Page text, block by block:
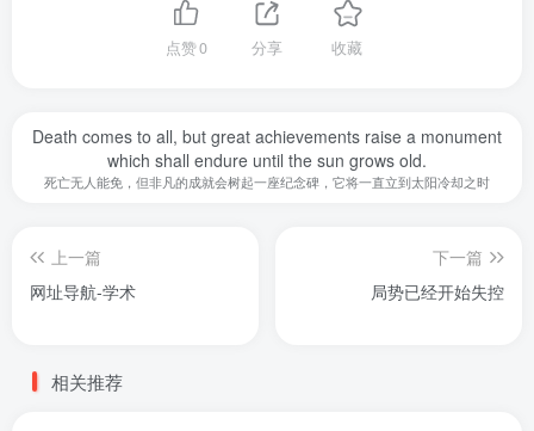
点赞0 分享 收藏
Death comes to all, but great achievements raise a monument
which shall endure until the sun grows old.
死亡无人能免，但非凡的成就会树起一座纪念碑，它将一直立到太阳冷却之时
上一篇
网址导航-学术
下一篇
局势已经开始失控
相关推荐